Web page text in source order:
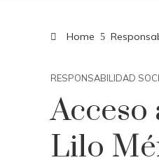
Home
RESPONSABILIDAD
Lilo